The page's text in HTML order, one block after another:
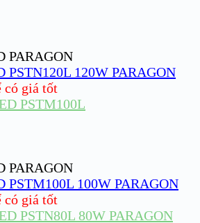
PARAGON
120W PARAGON
có giá tốt
PARAGON
100W PARAGON
có giá tốt